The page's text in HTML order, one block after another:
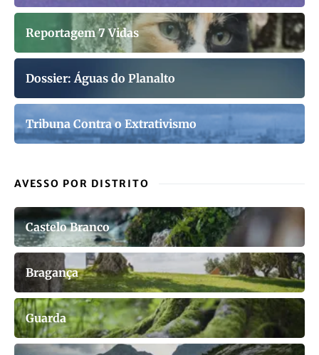
Reportagem 7 Vidas
Dossier: Águas do Planalto
Tribuna Contra o Extrativismo
AVESSO POR DISTRITO
Castelo Branco
Bragança
Guarda